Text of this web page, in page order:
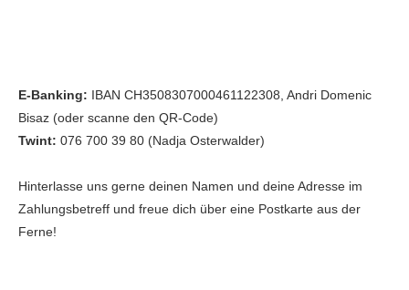
E-Banking: IBAN CH3508307000461122308, Andri Domenic
Bisaz (oder scanne den QR-Code)
Twint: 076 700 39 80 (Nadja Osterwalder)
Hinterlasse uns gerne deinen Namen und deine Adresse im
Zahlungsbetreff und freue dich über eine Postkarte aus der
Ferne!